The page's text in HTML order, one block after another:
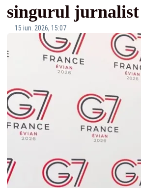
singurul jurnalist
15 iun. 2026, 15:07